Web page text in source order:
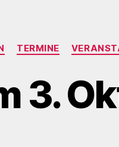
Kategorien
TERMINE
3.